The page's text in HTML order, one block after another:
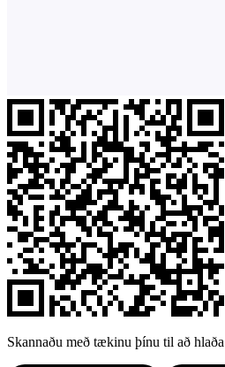
Skannaðu með tækinu þínu til að